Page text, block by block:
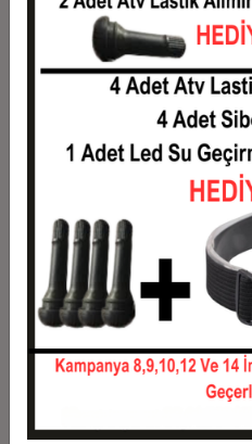
Taksit Taksit Tutarı
3.750,00 TL
1.875,00 TL
1.337,50 TL
4
1.021,88 TL
832,50 TL
6
706,25 TL
7
616,07 TL
8
548,44 TL
9
495,83 TL
10
453,75 TL